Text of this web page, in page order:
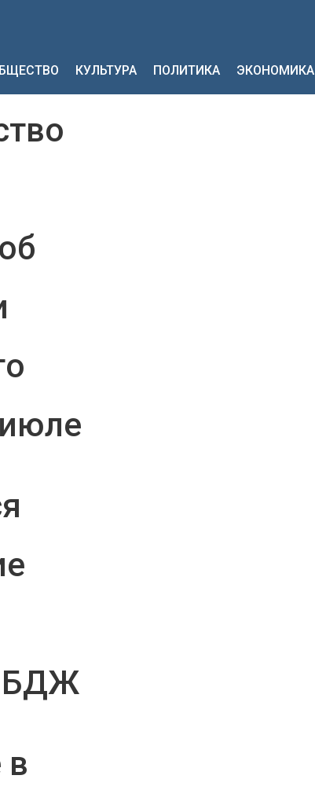
КУЛЬТУРА ПОЛИТИКА ЭКОНОМИКА
БДЖ